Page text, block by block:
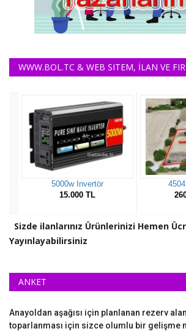
WWW.BOL.TC & WEB SITEM, İLAN VE
Sizde ilanlarınız Ürünlerinizi Hemen
Yayınlayabilirsiniz
ANKET
Anayoldan aşağısı için planlanan rezerv
toparlanması için sizce olumlu bir gelişme